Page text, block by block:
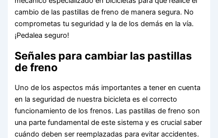
cambio de las pastillas de freno de manera segura. No
comprometas tu seguridad y la de los demás en la vía.
¡Pedalea seguro!
Señales para cambiar las pastillas
de freno
Uno de los aspectos más importantes a tener en cuenta
en la seguridad de nuestra bicicleta es el correcto
funcionamiento de los frenos. Las pastillas de freno son
una parte fundamental de este sistema y es crucial saber
cuándo deben ser reemplazadas para evitar accidentes.